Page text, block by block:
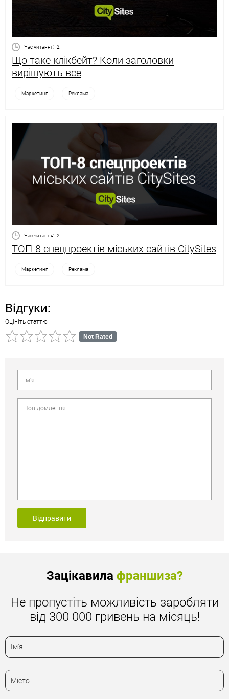
Час читання: 2
Що таке клікбейт? Коли заголовки
вирішують все
Маркетинг Реклама
Час читання: 2
ТОП-8 спецпроектів міських сайтів CitySites
Маркетинг Реклама
Відгуки:
Оцініть статтю
Not Rated
Відправити
Зацікавила франшиза?
Не пропустіть можливість заробляти
від 300 000 гривень на місяць!